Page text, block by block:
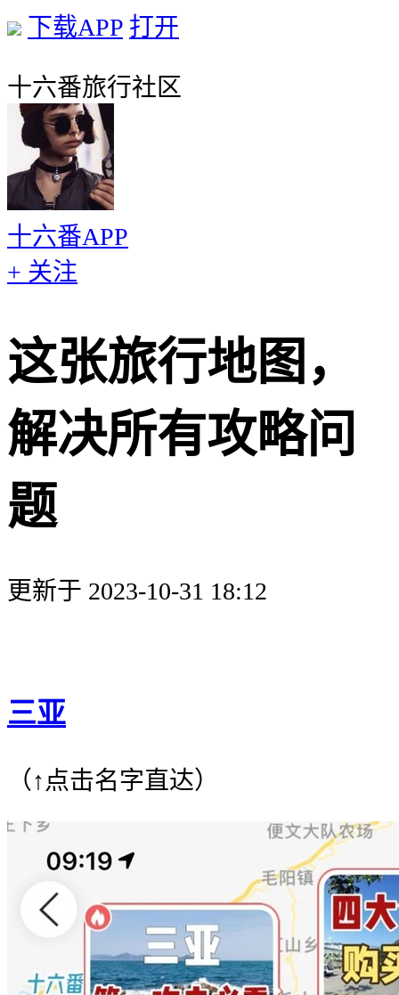
下载APP 打开
十六番旅行社区
十六番APP
+ 关注
这张旅行地图，
解决所有攻略问
题
更新于 2023-10-31 18:12
三亚
（↑点击名字直达）